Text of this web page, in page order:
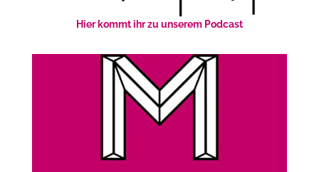
Hier kommt ihr zu unserem Podcast